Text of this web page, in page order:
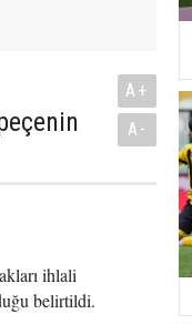
A+
A-
ihlali
belirtildi.